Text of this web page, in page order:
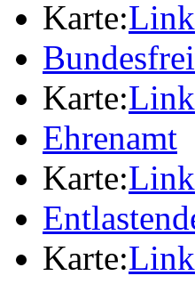
Karte:Link
Karte:Link
Ehrenamt
Karte:Link
Karte:Link